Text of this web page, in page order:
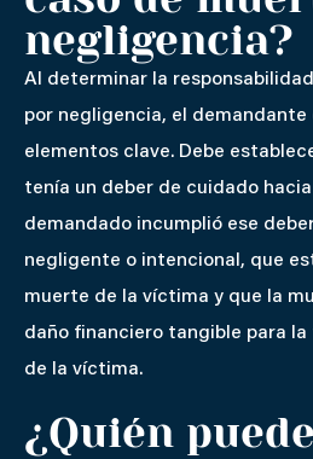
negligencia?
Al determinar la
por negligencia, el
elementos clave. Debe
tenía un deber de cuidado
demandado incumplió ese
negligente o intencional, que
muerte de la víctima y que la
daño financiero tangible para
de la víctima.
¿Quién puede